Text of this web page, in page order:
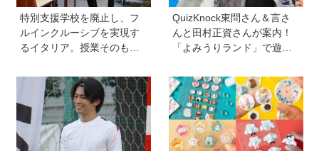
特別支援学校を廃止し、フ
ルインクルーシブを実現す
るイタリア。授業そのもの
やすい形に【言語聴覚士 原
先生が伝える世界のインク
ルーシブ教育】
QuizKnock東問さん＆言さ
んと田村正資さんが案内！
「よみうりランド」で遊び
限定イベントが開催